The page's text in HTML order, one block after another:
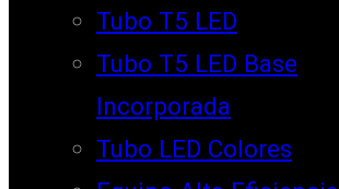
Tubo T5 LED
Tubo T5 LED Base
Incorporada
Tubo LED Colores